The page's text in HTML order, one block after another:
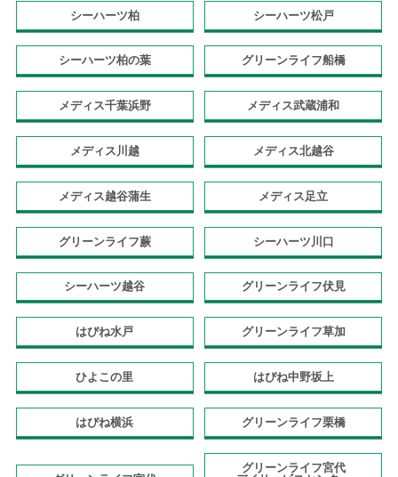
シーハーツ柏 シーハーツ松戸
シーハーツ柏の葉 グリーンライフ船橋
メディス千葉浜野 メディス武蔵浦和
メディス川越 メディス北越谷
メディス越谷蒲生 メディス足立
グリーンライフ蕨 シーハーツ川口
シーハーツ越谷 グリーンライフ伏見
はぴね水戸 グリーンライフ草加
ひよこの里 はぴね中野坂上
はぴね横浜 グリーンライフ栗橋
グリーンライフ宮代